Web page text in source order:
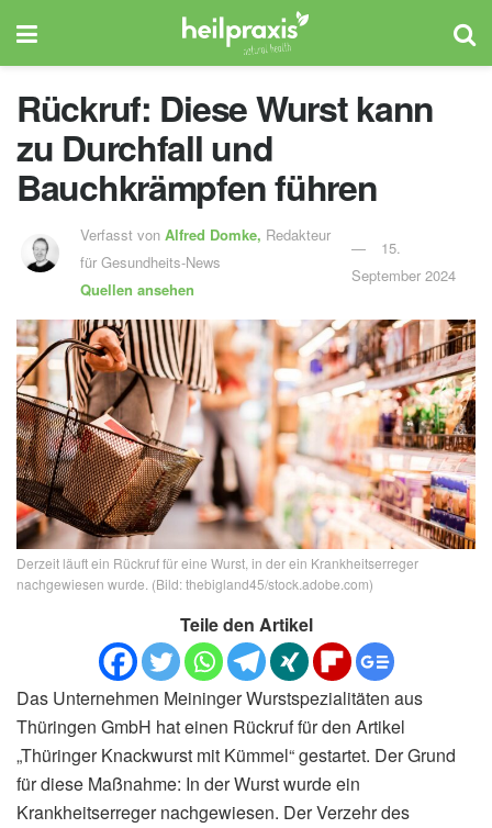
Rückruf: Diese Wurst kann
zu Durchfall und
Bauchkrämpfen führen
Verfasst vonAlfred Domke, Redakteur
für Gesundheits-News
Quellen ansehen
15.
September 2024
Derzeit läuft ein Rückruf für eine Wurst, in der ein Krankheitserreger
nachgewiesen wurde. (Bild: thebigland45/stock.adobe.com)
Teile den Artikel
Das Unternehmen Meininger Wurstspezialitäten aus
Thüringen GmbH hat einen Rückruf für den Artikel
„Thüringer Knackwurst mit Kümmel“ gestartet. Der Grund
für diese Maßnahme: In der Wurst wurde ein
Krankheitserreger nachgewiesen. Der Verzehr des